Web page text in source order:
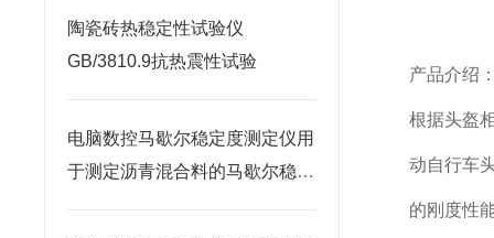
陶瓷砖热稳定性试验仪
GB/3810.9抗热震性试验
电脑数控马歇尔稳定度测定仪用
于测定沥青混合料的马歇尔稳定
产品介绍
根据头盔
动自行车
的刚度性